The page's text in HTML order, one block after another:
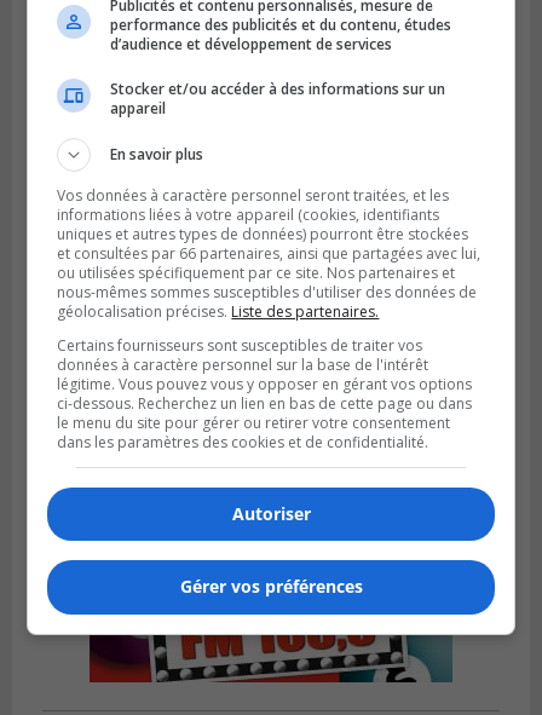
Publié le 6 juillet 2026 à 09h33
Longueuil conclue un contrat pour
valoriser des cendres d’incinération
Publicités et contenu personnalisés, mesure de
performance des publicités et du contenu, études
d’audience et développement de services
Stocker et/ou accéder à des informations sur un
appareil
En savoir plus
Vos données à caractère personnel seront traitées, et les
informations liées à votre appareil (cookies, identifiants
uniques et autres types de données) pourront être stockées
et consultées par 66 partenaires, ainsi que partagées avec lui,
ou utilisées spécifiquement par ce site. Nos partenaires et
nous-mêmes sommes susceptibles d'utiliser des données de
géolocalisation précises. Liste des partenaires.
Certains fournisseurs sont susceptibles de traiter vos
données à caractère personnel sur la base de l'intérêt
légitime. Vous pouvez vous y opposer en gérant vos options
ci-dessous. Recherchez un lien en bas de cette page ou dans
le menu du site pour gérer ou retirer votre consentement
dans les paramètres des cookies et de confidentialité.
Autoriser
Gérer vos préférences